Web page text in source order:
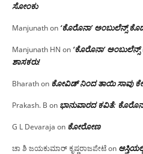
ಸೋಂಕು
Manjunathon ‘ಕೊರೊನಾ’ ಅಂಬುಲೆನ್ಸ್
Manjunath HN on ‘ಕೊರೊನಾ’
ಶಾಸಕರು!
Bharathon ಕೋವಿಡ್ ನಿಂದ ತಾಯಿ ಸಾವು
Prakash. B on ಭಾನುವಾರದ ಕವಿತೆ:
G L Devaraja on ಕೋರೋಣ
ಚಾ ಶಿ ಜಯಕುಮಾರ್ ಕೃಷ್ಣರಾಜಪೇಟೆon